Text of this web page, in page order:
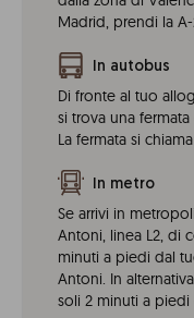
Madrid, prendi la A-
In autobus
Di fronte al tuo
si trova una
La fermata si
In metro
Se arrivi in
Antoni, linea L2, di
minuti a piedi dal
Antoni. In
soli 2 minuti a